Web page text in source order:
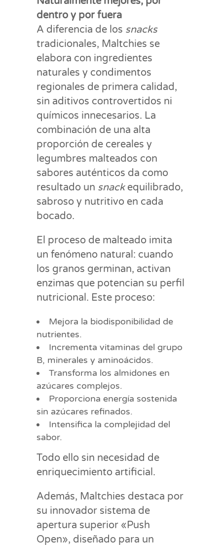
dentro y por fuera
A diferencia de los snacks
tradicionales, Maltchies se
elabora con ingredientes
naturales y condimentos
regionales de primera calidad,
sin aditivos controvertidos ni
químicos innecesarios. La
combinación de una alta
proporción de cereales y
legumbres malteados con
sabores auténticos da como
resultado un snackequilibrado,
sabroso y nutritivo en cada
bocado.
El proceso de malteado imita
un fenómeno natural: cuando
los granos germinan, activan
enzimas que potencian su perfil
nutricional. Este proceso:
Mejora la biodisponibilidad de
nutrientes.
Incrementa vitaminas del grupo
B, minerales y aminoácidos.
Transforma los almidones en
azúcares complejos.
Proporciona energía sostenida
sin azúcares refinados.
Intensifica la complejidad del
sabor.
Todo ello sin necesidad de
enriquecimiento artificial.
Además, Maltchies destaca por
su innovador sistema de
apertura superior «Push
Open», diseñado para un